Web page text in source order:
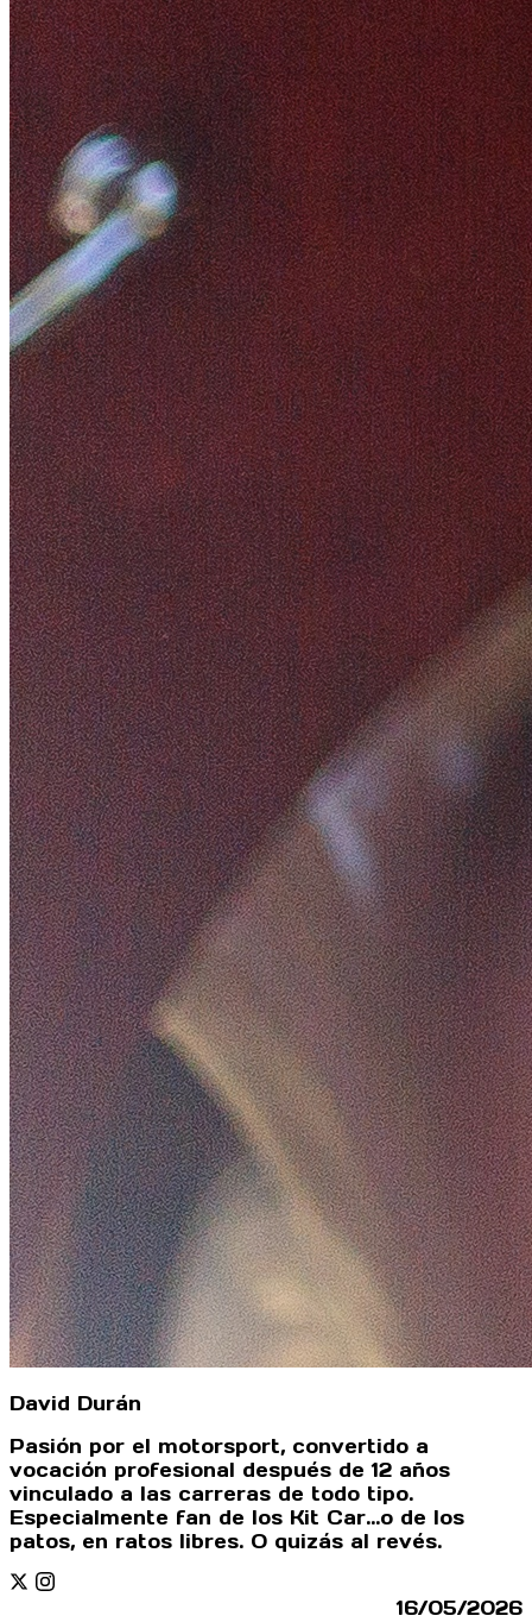
David Durán
Pasión por el motorsport, convertido a
vocación profesional después de 12 años
vinculado a las carreras de todo tipo.
Especialmente fan de los Kit Car...o de los
patos, en ratos libres. O quizás al revés.
Twitter
Instagram
16/05/2026